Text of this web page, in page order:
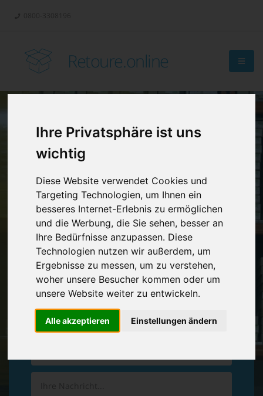
Ihre Privatsphäre ist uns
wichtig
Diese Website verwendet Cookies und
Targeting Technologien, um Ihnen ein
besseres Internet-Erlebnis zu ermöglichen
und die Werbung, die Sie sehen, besser an
Ihre Bedürfnisse anzupassen. Diese
Technologien nutzen wir außerdem, um
Ergebnisse zu messen, um zu verstehen,
woher unsere Besucher kommen oder um
unsere Website weiter zu entwickeln.
Alle akzeptieren Einstellungen ändern
Retoure.online
Retouren-
Management?
Vereinbaren Sie einenRückruf
Hinterlassen Sie uns gern eine persönliche Nachricht.